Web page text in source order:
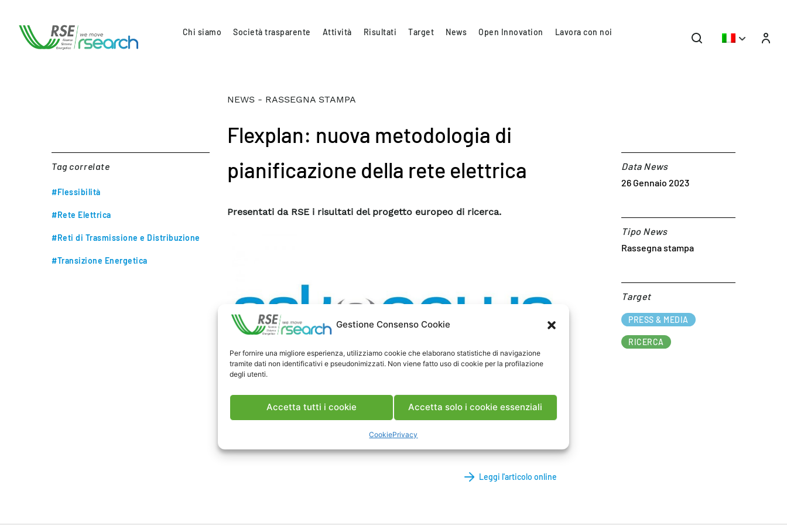
Gestione Consenso Cookie
Per fornire una migliore esperienza, utilizziamo cookie che elaborano statistiche di navigazione
tramite dati non identificativi e pseudonimizzati. Non viene fatto uso di cookie per la profilazione
degli utenti.
Accetta tutti i cookie Accetta solo i cookie essenziali
CookiePrivacy
Chi siamo Società trasparente Attività Risultati Target News Open Innovation Lavora con noi
Tag correlate
#Flessibilità
#Rete Elettrica
#Reti di Trasmissione e Distribuzione
#Transizione Energetica
NEWS - RASSEGNA STAMPA
Flexplan: nuova metodologia di
pianificazione della rete elettrica
Presentati da RSE i risultati del progetto europeo di ricerca.
Askanews, 26 Gennaio 2023
Clicca qui per scaricare l’articolo
Leggi l'articolo online
Data News
26 Gennaio 2023
Tipo News
Rassegna stampa
Target​
PRESS & MEDIA
RICERCA